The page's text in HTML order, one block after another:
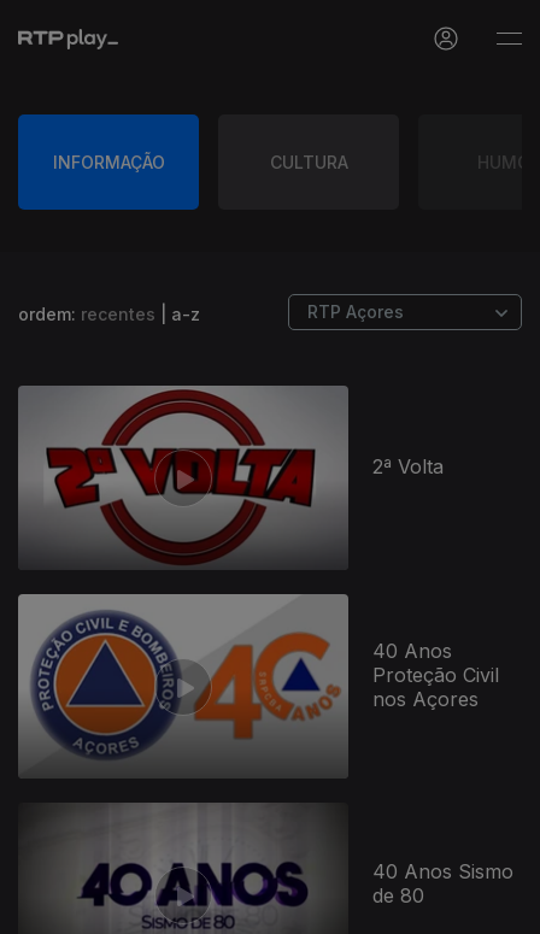
INFORMAÇÃO CULTURA HUMOR
ordem: recentes a-z
2ª Volta
40 Anos
Proteção Civil
nos Açores
40 Anos Sismo
de 80